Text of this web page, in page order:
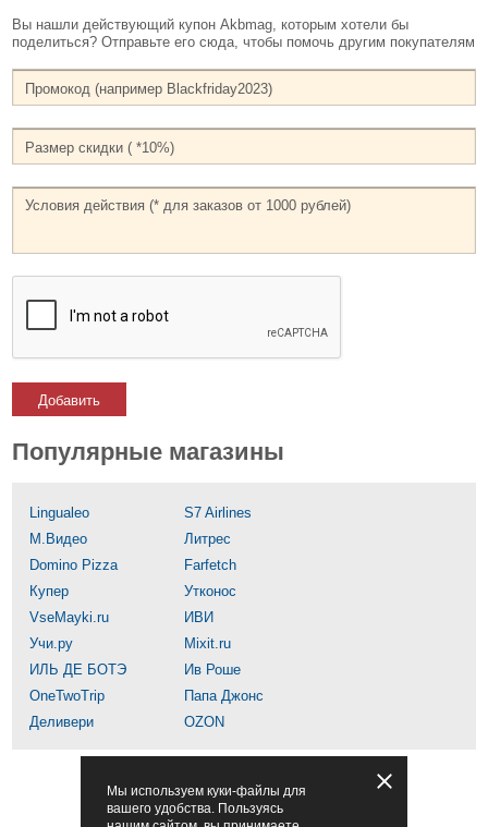
Вы нашли действующий купон Akbmag, которым хотели бы
поделиться? Отправьте его сюда, чтобы помочь другим покупателям
Добавить
Популярные магазины
Lingualeo
S7 Airlines
М.Видео
Литрес
Domino Pizza
Farfetch
Купер
Утконос
VseMayki.ru
ИВИ
Учи.ру
Mixit.ru
ИЛЬ ДЕ БОТЭ
Ив Роше
OneTwoTrip
Папа Джонс
Деливери
OZON
Мы используем куки-файлы для
вашего удобства. Пользуясь